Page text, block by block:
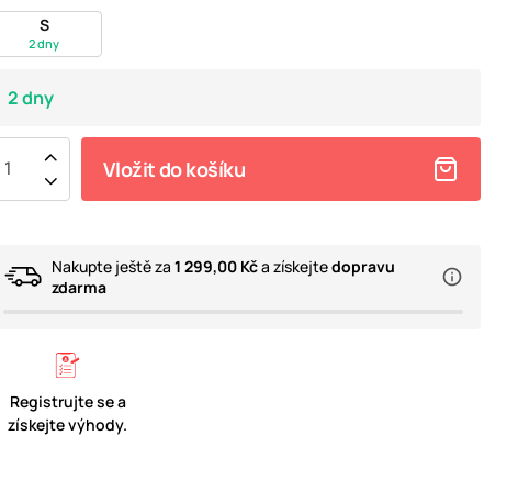
S
2 dny
2 dny
Vložit do košíku
Nakupte ještě za 1 299,00 Kča získejtedopravu
zdarma
Registrujte se a
získejte výhody.